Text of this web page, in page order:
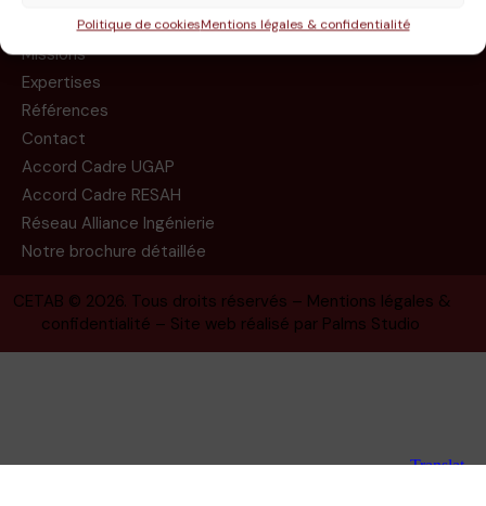
Politique de cookiesMentions légales & confidentialité
Le groupe
Missions
Expertises
Références
Contact
Accord Cadre UGAP
Accord Cadre RESAH
Réseau Alliance Ingénierie
Notre brochure détaillée
CETAB © 2026. Tous droits réservés – Mentions légales &
confidentialité – Site web réalisé par Palms Studio